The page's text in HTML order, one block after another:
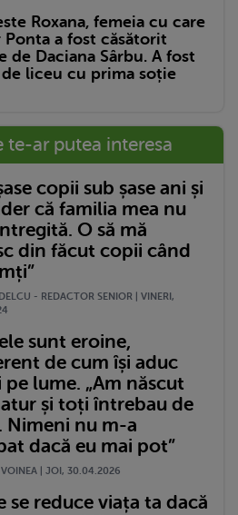
Roxana, femeia cu care
a fost căsătorit
de Daciana Sârbu. A fost
liceu cu prima soție
ar putea interesa
copii sub șase ani și
că familia mea nu
O să mă
din făcut copii când
- REDACTOR SENIOR | VINERI,
sunt eroine,
de cum își aduc
lume. „Am născut
și toți întrebau de
Nimeni nu m-a
dacă eu mai pot”
VOINEA | JOI, 30.04.2026
se reduce viața ta dacă